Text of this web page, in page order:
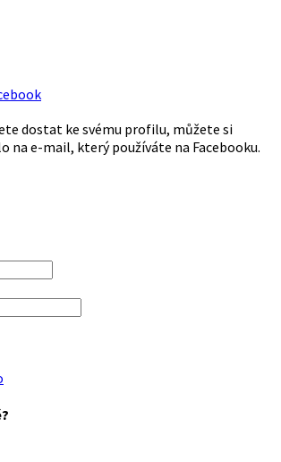
dostat ke svému profilu, můžete si
na e-mail, který používáte na Facebooku.